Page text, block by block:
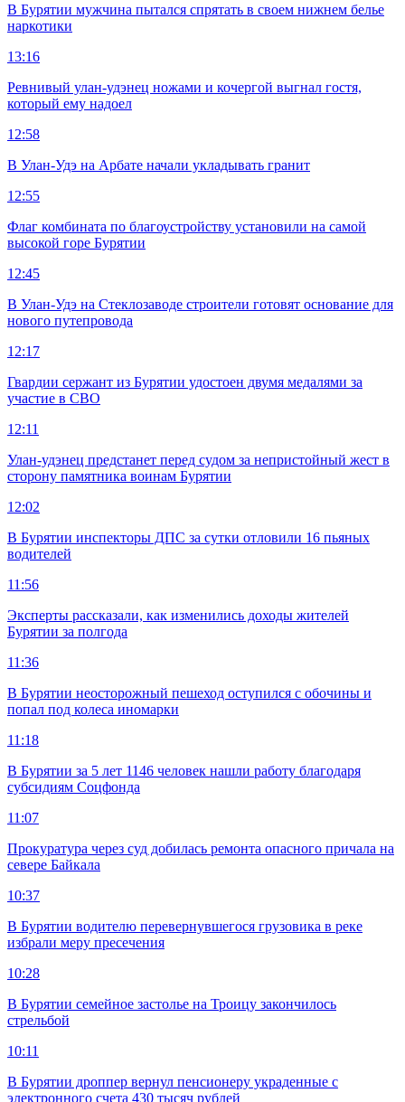
В Бурятии мужчина пытался спрятать в своем нижнем белье
наркотики
13:16
Ревнивый улан-удэнец ножами и кочергой выгнал гостя,
который ему надоел
12:58
В Улан-Удэ на Арбате начали укладывать гранит
12:55
Флаг комбината по благоустройству установили на самой
высокой горе Бурятии
12:45
В Улан-Удэ на Стеклозаводе строители готовят основание для
нового путепровода
12:17
Гвардии сержант из Бурятии удостоен двумя медалями за
участие в СВО
12:11
Улан-удэнец предстанет перед судом за непристойный жест в
сторону памятника воинам Бурятии
12:02
В Бурятии инспекторы ДПС за сутки отловили 16 пьяных
водителей
11:56
Эксперты рассказали, как изменились доходы жителей
Бурятии за полгода
11:36
В Бурятии неосторожный пешеход оступился с обочины и
попал под колеса иномарки
11:18
В Бурятии за 5 лет 1146 человек нашли работу благодаря
субсидиям Соцфонда
11:07
Прокуратура через суд добилась ремонта опасного причала на
севере Байкала
10:37
В Бурятии водителю перевернувшегося грузовика в реке
избрали меру пресечения
10:28
В Бурятии семейное застолье на Троицу закончилось
стрельбой
10:11
В Бурятии дроппер вернул пенсионеру украденные с
электронного счета 430 тысяч рублей